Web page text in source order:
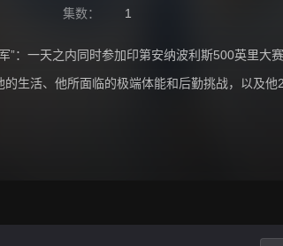
集数： 1
”：一天之内同时参加印第安纳波利斯500英里
生活、他所面临的极端体能和后勤挑战，以及他